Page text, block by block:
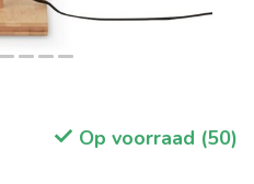
Op voorraad (50)